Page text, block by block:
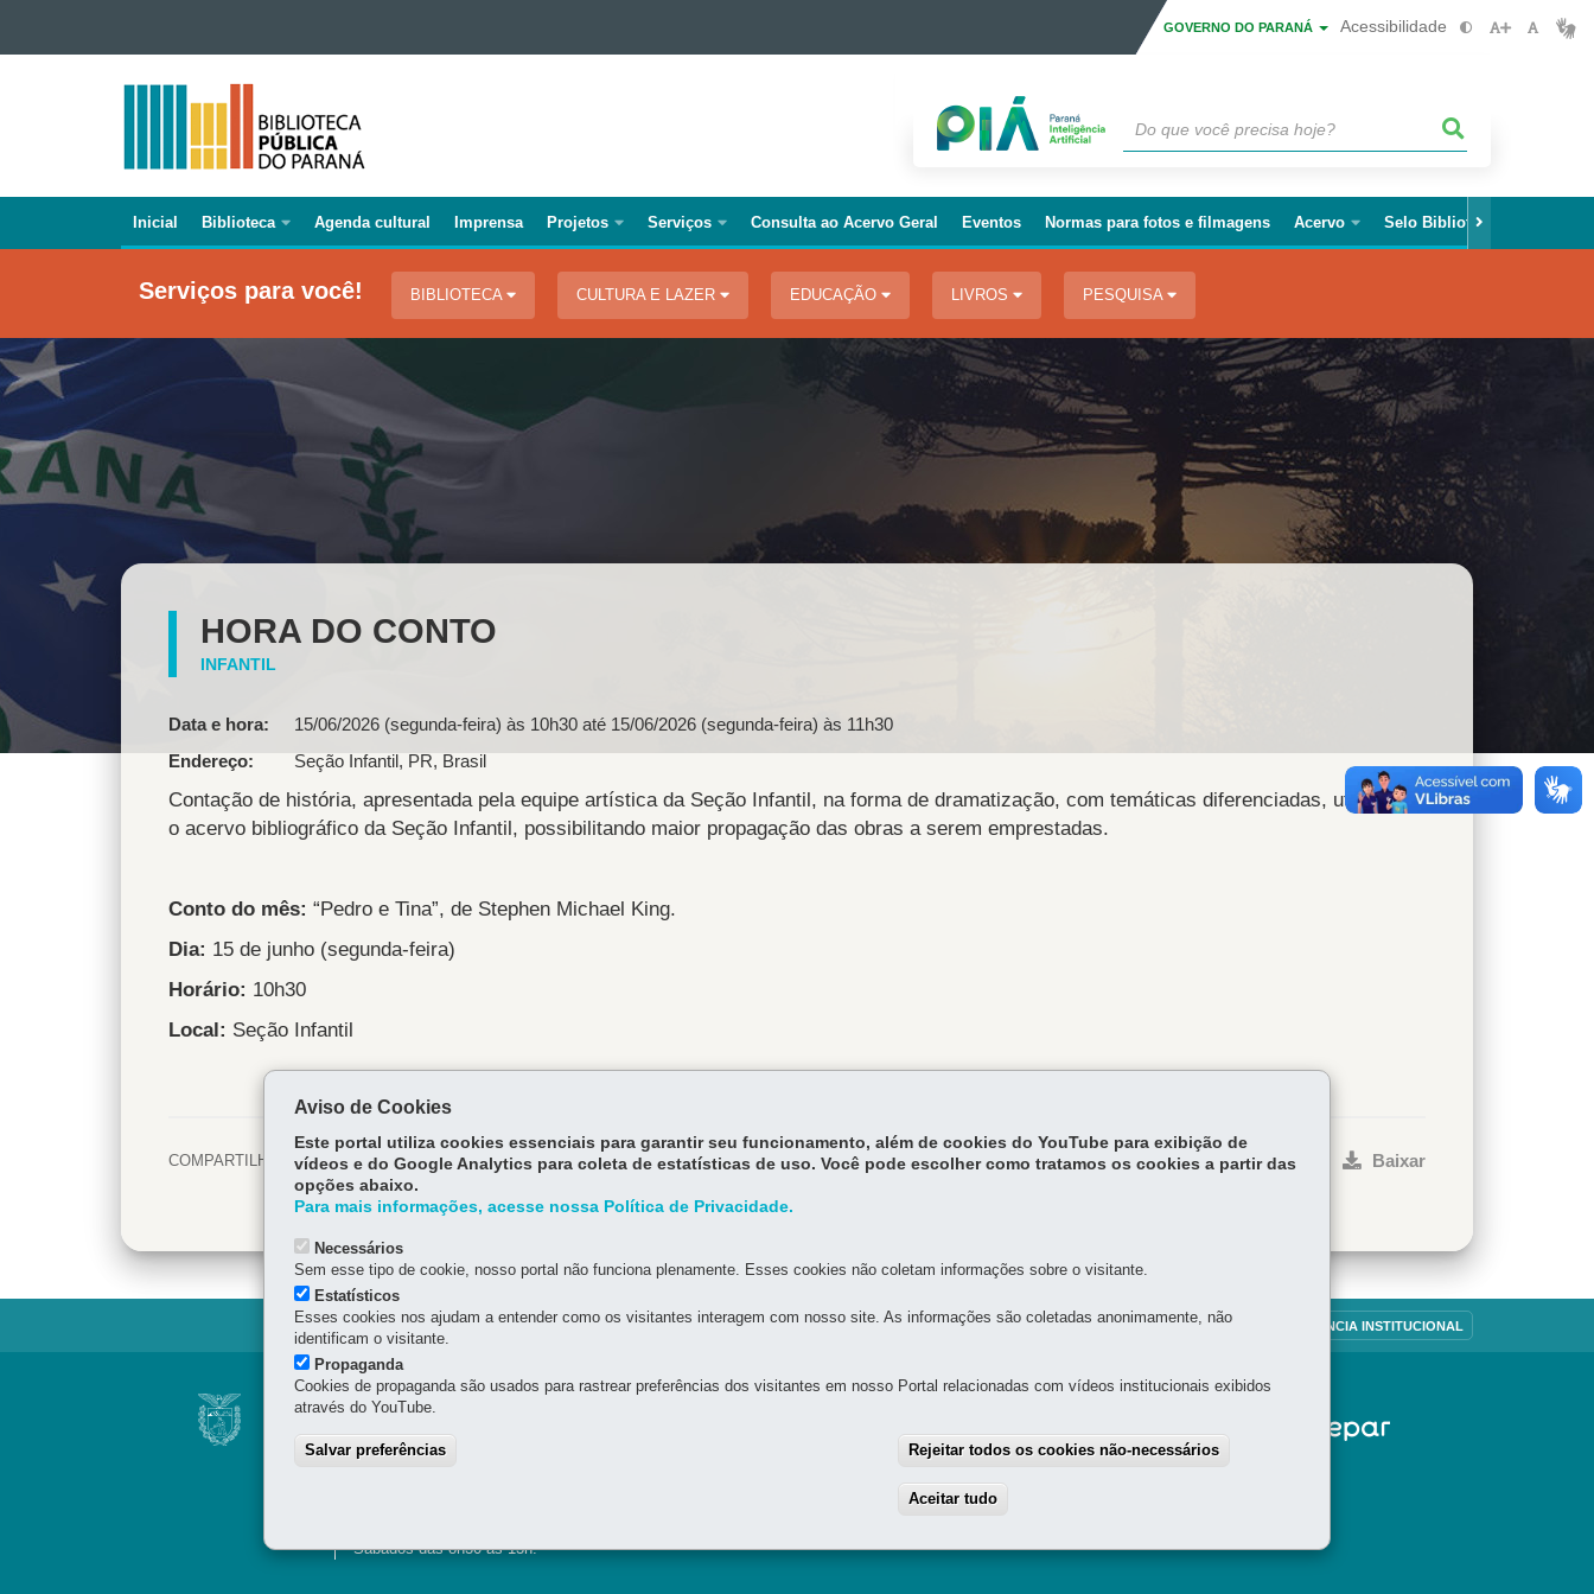
Ir para a navegação
GOVERNO DO PARANÁ Acessibilidade
BIBLIOTECA
PARANÁ
Navegação
principal
Inicial Biblioteca Agenda cultural Imprensa Projetos Serviços Consulta ao Acervo Geral Eventos Normas para fotos e filmagens Acervo Selo Biblioteca Paraná
Serviços para você! BIBLIOTECA CULTURA E LAZER EDUCAÇÃO LIVROS PESQUISA
HORA DO CONTO
INFANTIL
Data e hora: 15/06/2026 (segunda-feira) às 10h30 até 15/06/2026 (segunda-feira) às 11h30
Endereço
Seção Infantil , PR, Brasil
Contação de história, apresentada pela equipe artística da Seção Infantil, na forma de dramatização, com temáticas diferenciadas, utilizando
o acervo bibliográfico da Seção Infantil, possibilitando maior propagação das obras a serem emprestadas.
Conto do mês: “Pedro e Tina”, de Stephen Michael King.
Dia: 15 de junho (segunda-feira)
Horário: 10h30
Local: Seção Infantil
COMPARTILHE: Facebook
Twitter
Voltar Início Imprimir Baixar
MAPA DO SITE DENUNCIE CORRUPÇÃO OUVIDORIA TRANSPARÊNCIA INSTITUCIONAL
Navegação
principal
BIBLIOTECA PÚBLICA DO PARANÁ - BPP
Cândido Lopes, 133 - Centro
41 3221-4900 / 41 3225-6883
Sábados das 8h30 às 13h.
Aviso de Cookies
Este portal utiliza cookies essenciais para garantir seu funcionamento, além de cookies do YouTube para exibição de
vídeos e do Google Analytics para coleta de estatísticas de uso. Você pode escolher como tratamos os cookies a partir das
opções abaixo.
Para mais informações, acesse nossa Política de Privacidade.
Necessários
Sem esse tipo de cookie, nosso portal não funciona plenamente. Esses cookies não coletam informações sobre o visitante.
Estatísticos
Esses cookies nos ajudam a entender como os visitantes interagem com nosso site. As informações são coletadas anonimamente, não
identificam o visitante.
Propaganda
Cookies de propaganda são usados para rastrear preferências dos visitantes em nosso Portal relacionadas com vídeos institucionais exibidos
através do YouTube.
Salvar preferências Rejeitar todos os cookies não-necessários
Aceitar tudo